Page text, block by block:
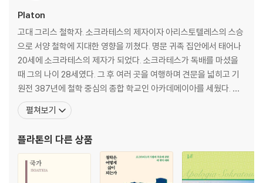
정의에 관하여 Peri dikaiou 468
미덕에 관하여 Peri aretes 480
데모도코스 Demodokos 490
시쉬포스 Sisyphos 504
에뤽시아스 Eryxias 515
악시오코스 Axiochos 544
Platon
고대 그리스 철학자. 소크라테스의 제자이자 아리스토텔레스의 스승
으로 서양 철학에 지대한 영향을 끼쳤다. 명문 귀족 집안에서 태어나
20세에 소크라테스의 제자가 되었다. 소크라테스가 독배를 마셨을
때 그의 나이 28세였다. 그 후 여러 곳을 여행하며 견문을 넓히고 기
원전 387년에 철학 중심의 종합 학교인 아카데메이아를 세웠다. 소
크라테스의 사상과 철학이 담긴 글을 저술하며 그 안에 자신의 철학
도 담았다. 「파이돈」 「크리톤」 「향연」 「국가」 「프로타고라스」 등 35편
식으로 되어 있어 『대화편』이라 불린다. 소크라
펼쳐보기
플라톤의 다른 상품